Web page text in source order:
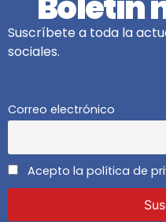
Suscríbete a toda la
sociales.
Correo electrónico
Acepto la política de